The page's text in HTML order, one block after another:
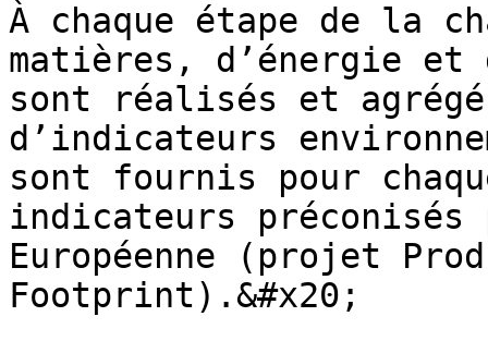
À chaque étape de la
matières, d’énergie et
sont réalisés et
d’indicateurs
sont fournis pour
indicateurs préconisés
Européenne (projet
Footprint).&#x20;